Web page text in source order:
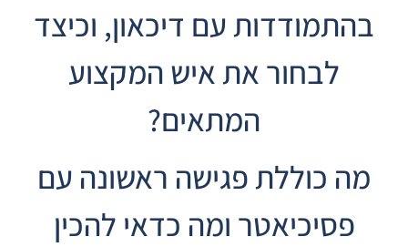
בהתמודדות עם דיכאון, וכיצד
לבחור את איש המקצוע
המתאים?
מה כוללת פגישה ראשונה עם
פסיכיאטר ומה כדאי להכין